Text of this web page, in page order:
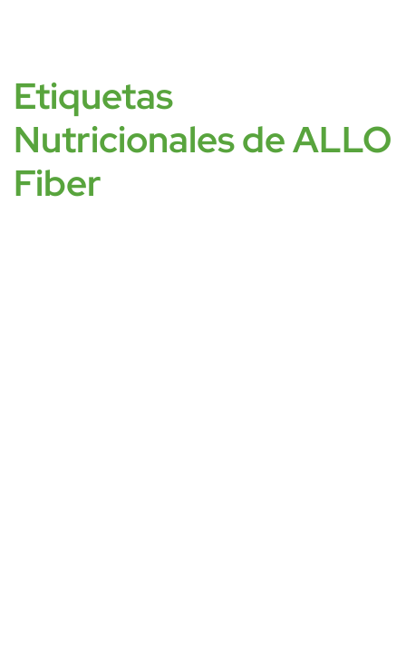
Etiquetas
Nutricionales de ALLO
Fiber